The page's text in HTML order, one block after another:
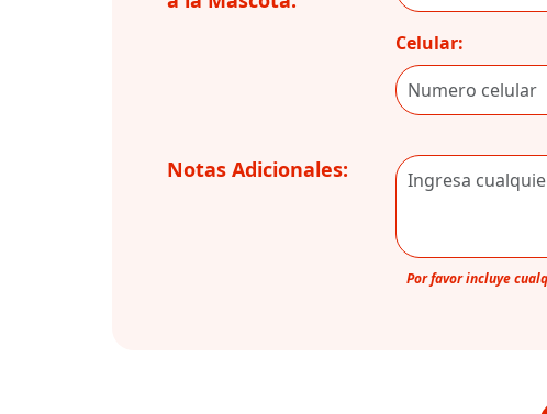
Celular:
Notas Adicionales:
Por favor incluye